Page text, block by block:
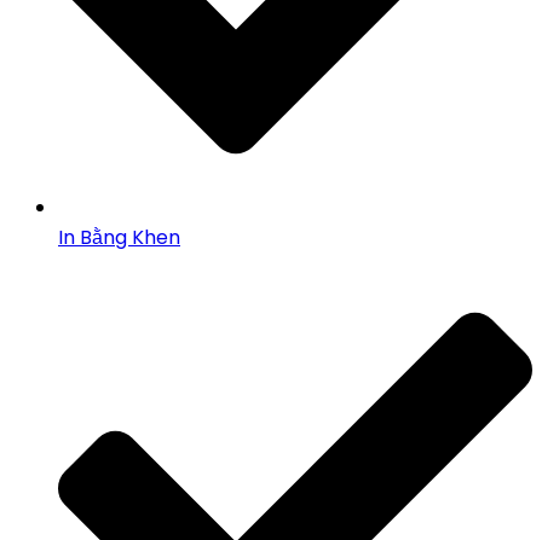
In Bằng Khen